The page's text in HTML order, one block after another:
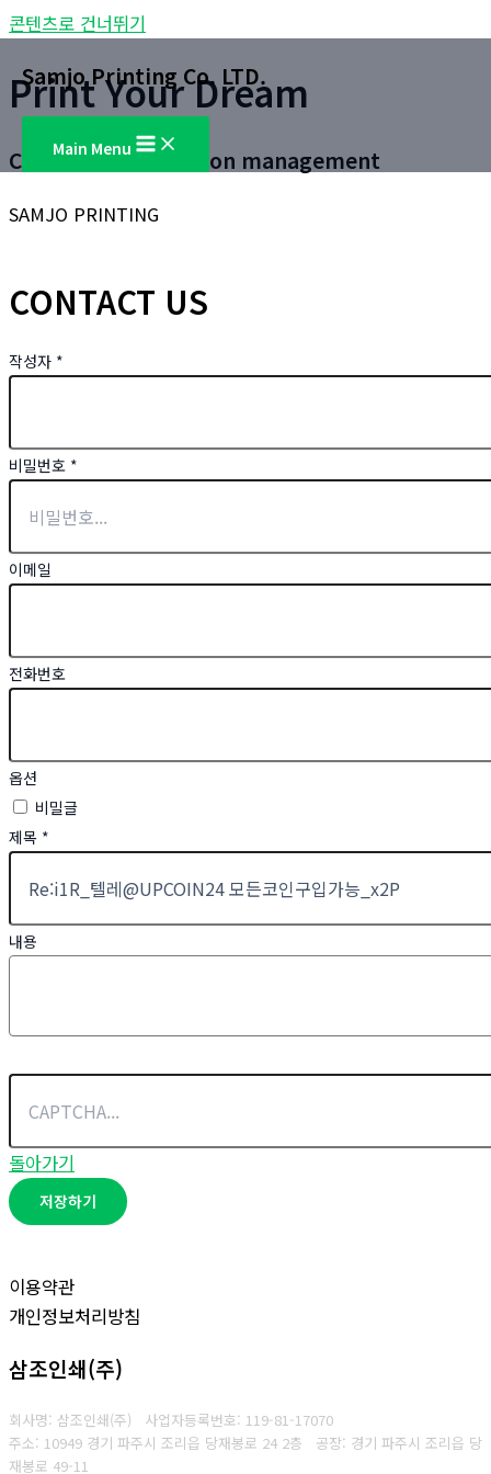
콘텐츠로 건너뛰기
Samjo Printing Co. LTD.
Main Menu
Print Your Dream
Customer satisfaction management
SAMJO PRINTING
CONTACT US
작성자 *
비밀번호 *
이메일
전화번호
옵션
비밀글
제목 *
내용
돌아가기
저장하기
이용약관
개인정보처리방침
삼조인쇄(주)
회사명: 삼조인쇄(주) 사업자등록번호: 119-81-17070
주소: 10949 경기 파주시 조리읍 당재봉로 24 2층 공장: 경기 파주시 조리읍 당
재봉로 49-11